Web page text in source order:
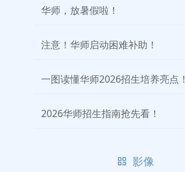
华师，放暑假啦！
注意！华师启动困难补助！
一图读懂华师2026招生培养亮点！
2026华师招生指南抢先看！
影像